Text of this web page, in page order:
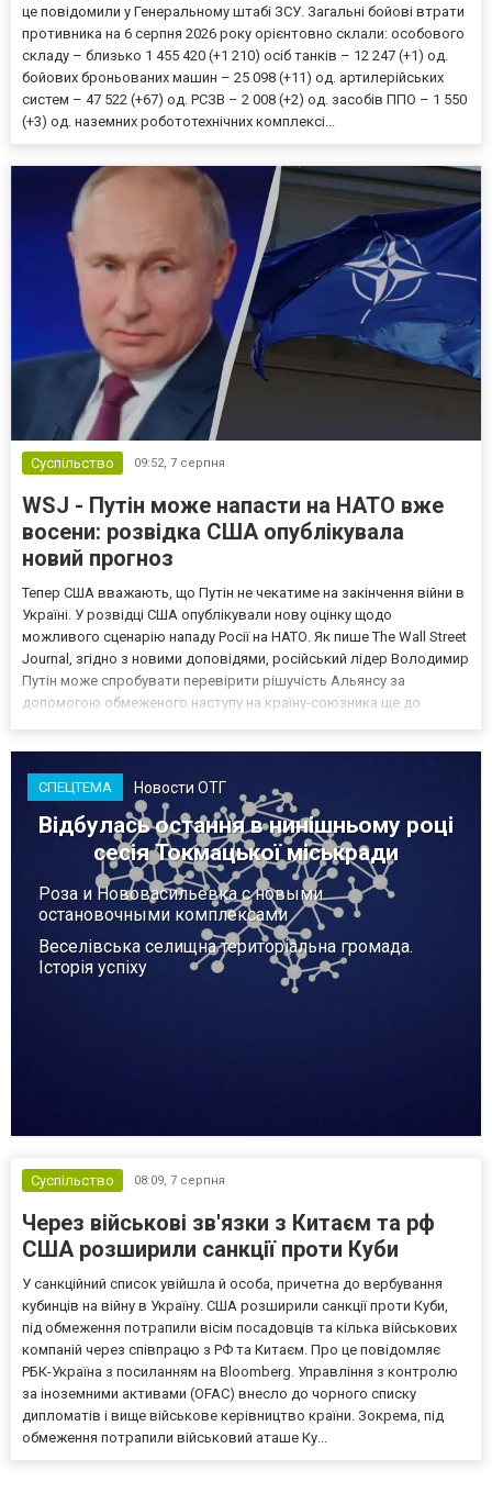
це повідомили у Генеральному штабі ЗСУ. Загальні бойові втрати
противника на 6 серпня 2026 року орієнтовно склали: особового
складу – близько 1 455 420 (+1 210) осіб танків – 12 247 (+1) од.
бойових броньованих машин – 25 098 (+11) од. артилерійських
систем – 47 522 (+67) од. РСЗВ – 2 008 (+2) од. засобів ППО – 1 550
(+3) од. наземних робототехнічних комплексі...
Суспільство 09:52, 7 серпня
WSJ - Путін може напасти на НАТО вже
восени: розвідка США опублікувала
новий прогноз
Тепер США вважають, що Путін не чекатиме на закінчення війни в
Україні. У розвідці США опублікували нову оцінку щодо
можливого сценарію нападу Росії на НАТО. Як пише The Wall Street
Journal, згідно з новими доповідями, російський лідер Володимир
Путін може спробувати перевірити рішучість Альянсу за
допомогою обмеженого наступу на країну-союзника ще до
СПЕЦТЕМА Новости ОТГ
Відбулась остання в нинішньому році
сесія Токмацької міськради
Роза и Нововасильевка с новыми
остановочными комплексами
Веселівська селищна територіальна громада.
Історія успіху
Суспільство 08:09, 7 серпня
Через військові зв'язки з Китаєм та рф
США розширили санкції проти Куби
У санкційний список увійшла й особа, причетна до вербування
кубинців на війну в Україну. США розширили санкції проти Куби,
під обмеження потрапили вісім посадовців та кілька військових
компаній через співпрацю з РФ та Китаєм. Про це повідомляє
РБК-Україна з посиланням на Bloomberg. Управління з контролю
за іноземними активами (OFAC) внесло до чорного списку
дипломатів і вище військове керівництво країни. Зокрема, під
обмеження потрапили військовий аташе Ку...